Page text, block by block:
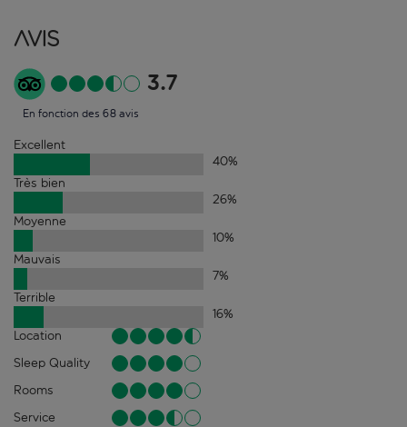
Avis
3.7
En fonction des 68 avis
Excellent
40%
Très bien
26%
Moyenne
10%
Mauvais
7%
Terrible
16%
Location
Sleep Quality
Rooms
Service